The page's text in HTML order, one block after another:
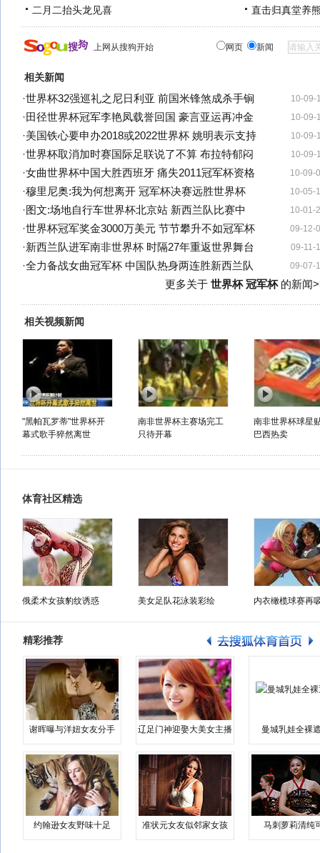
二月二抬头龙见喜 直击归真堂养
上网从搜狗开始 网页 新闻
相关新闻
10-09-
·世界杯32强巡礼之尼日利亚 前国米锋煞成杀手锏
10-09-
·田径世界杯冠军李艳凤载誉回国 豪言亚运再冲金
10-09-
·美国铁心要申办2018或2022世界杯 姚明表示支持
10-09-
·世界杯取消加时赛国际足联说了不算 布拉特郁闷
10-09-
·女曲世界杯中国大胜西班牙 痛失2011冠军杯资格
10-05-
·穆里尼奥:我为何想离开 冠军杯决赛远胜世界杯
10-01-
· 图文:场地自行车世界杯北京站 新西兰队比赛中
09-12-
·世界杯冠军奖金3000万美元 节节攀升不如冠军杯
09-11-
·新西兰队进军南非世界杯 时隔27年重返世界舞台
09-07-
·全力备战女曲冠军杯 中国队热身两连胜新西兰队
更多关于 世界杯 冠军杯的新闻
相关视频新闻
"黑帕瓦罗蒂"世界杯开
幕式歌手猝然离世
南非世界杯主赛场完工
只待开幕
南非世界杯球星
巴西热卖
体育社区精选
俄柔术女孩豹纹诱惑 美女足队花泳装彩绘 内衣橄榄球赛再
精彩推荐
谢晖曝与洋妞女友分手 辽足门神迎娶大美女主播 曼城乳娃全裸
约翰逊女友野味十足 准状元女友似邻家女孩 马刺萝莉清纯